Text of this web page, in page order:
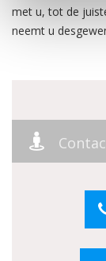
met u, tot de
neemt u